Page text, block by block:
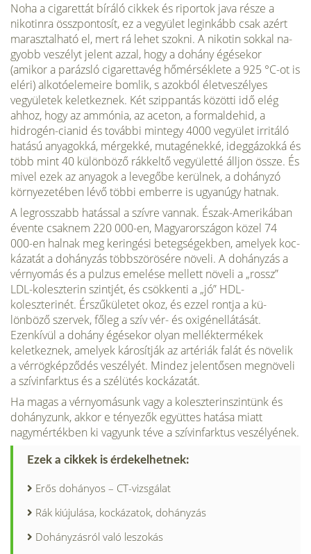
Noha a cigarettát bíráló cikkek és riportok ja­va része a
nikotinra összpontosít, ez a vegyü­let leginkább csak azért
marasztalható el, mert rá lehet szokni. A nikotin sokkal na­
gyobb veszélyt jelent azzal, hogy a dohány égésekor
(amikor a parázsló cigarettavég hő­mérséklete a 925 °C-ot is
eléri) alkotóelemei­re bomlik, s azokból életveszélyes
vegyületek keletkeznek. Két szippantás közötti idő elég
ahhoz, hogy az ammónia, az aceton, a formaldehid, a
hidrogén-cianid és további mintegy 4000 vegyület irritáló
hatású anya­gokká, mérgekké, mutagénekké, ideggázokká és
több mint 40 különböző rákkeltő vegyü­letté álljon össze. És
mivel ezek az anyagok a levegőbe kerülnek, a dohányzó
környezeté­ben lévő többi emberre is ugyanúgy hatnak.
A legrosszabb hatással a szívre vannak. Észak-Amerikában
évente csaknem 220 000-en, Magyarországon közel 74
000-en halnak meg keringési betegségekben, amelyek koc­
kázatát a dohányzás többszörösére növeli. A dohányzás a
vérnyomás és a pulzus emelé­se mellett növeli a „rossz”
LDL-koleszterin szintjét, és csökkenti a „jó” HDL-
koleszterinét. Érszűkületet okoz, és ezzel rontja a kü­
lönböző szervek, főleg a szív vér- és oxigén­ellátását.
Ezenkívül a dohány égésekor olyan melléktermékek
keletkeznek, amelyek káro­sítják az artériák falát és növelik
a vérrög­képződés veszélyét. Mindez jelentősen meg­növeli
a szívinfarktus és a szélütés kockázatát.
Ha magas a vérnyomásunk vagy a kolesz­terinszintünk és
dohányzunk, akkor e ténye­zők együttes hatása miatt
nagymértékben ki vagyunk téve a szívinfarktus veszélyének.
Ezek a cikkek is érdekelhetnek:
Erős dohányos – CT-vizsgálat
Rák kiújulása, kockázatok, dohányzás
Dohányzásról való leszokás